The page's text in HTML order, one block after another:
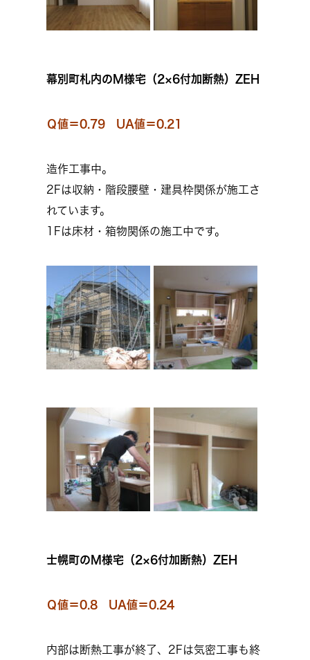
幕別町札内のM様宅（2×6付加断熱）ZEH
Ｑ値＝0.79 UA値＝0.21
造作工事中。
2Fは収納・階段腰壁・建具枠関係が施工さ
れています。
1Fは床材・箱物関係の施工中です。
士幌町のM様宅（2×6付加断熱）ZEH
Ｑ値＝0.8 UA値＝0.24
内部は断熱工事が終了、2Fは気密工事も終